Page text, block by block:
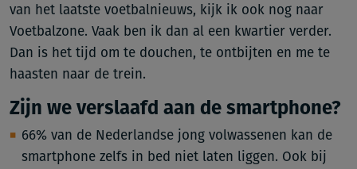
van het laatste voetbalnieuws, kijk ik ook nog naar
Voetbalzone. Vaak ben ik dan al een kwartier verder.
Dan is het tijd om te douchen, te ontbijten en me te
haasten naar de trein.
Zijn we verslaafd aan de smartphone?
66% van de Nederlandse jong volwassenen kan de
smartphone zelfs in bed niet laten liggen. Ook bij